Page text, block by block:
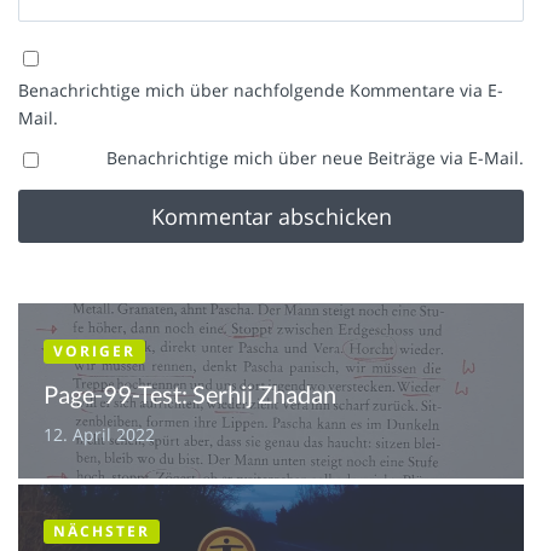
Benachrichtige mich über nachfolgende Kommentare via E-
Mail.
Benachrichtige mich über neue Beiträge via E-Mail.
VORIGER
Page-99-Test: Serhij Zhadan
12. April 2022
NÄCHSTER